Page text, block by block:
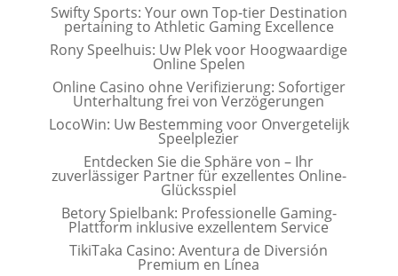
Swifty Sports: Your own Top-tier Destination
pertaining to Athletic Gaming Excellence
Rony Speelhuis: Uw Plek voor Hoogwaardige
Online Spelen
Online Casino ohne Verifizierung: Sofortiger
Unterhaltung frei von Verzögerungen
LocoWin: Uw Bestemming voor Onvergetelijk
Speelplezier
Entdecken Sie die Sphäre von – Ihr
zuverlässiger Partner für exzellentes Online-
Glücksspiel
Betory Spielbank: Professionelle Gaming-
Plattform inklusive exzellentem Service
TikiTaka Casino: Aventura de Diversión
Premium en Línea